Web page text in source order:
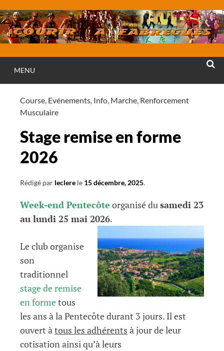
au
contenu
MENU
Course, Evénements, Info, Marche, Renforcement
Musculaire
Stage remise en forme
2026
Rédigé par leclere le 15 décembre, 2025.
Week-end Pentecôte organisé dusamedi 23
au lundi 25 mai 2026.
Le club organise
son
traditionnel
stage de remise
en formetous
les ans à la Pentecôte durant 3 jours. Il est
ouvert àtous les adhérents à jour de leur
cotisation ainsi qu’à leurs